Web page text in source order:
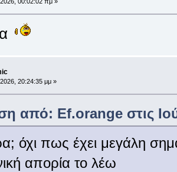
2026, 20:24:35 μμ »
από: Ef.orange στις
όχι πως έχει μεγάλη
απορία το λέω